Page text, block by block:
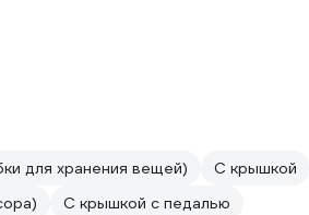
для хранения вещей) С крышкой
С крышкой с педалью